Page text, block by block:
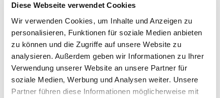
Diese Webseite verwendet Cookies
Wir verwenden Cookies, um Inhalte und Anzeigen zu
personalisieren, Funktionen für soziale Medien anbieten
zu können und die Zugriffe auf unsere Website zu
analysieren. Außerdem geben wir Informationen zu Ihrer
Verwendung unserer Website an unsere Partner für
soziale Medien, Werbung und Analysen weiter. Unsere
Partner führen diese Informationen möglicherweise mit